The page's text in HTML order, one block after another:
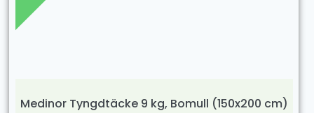
Medinor Tyngdtäcke 9 kg, Bomull (150x200 cm)